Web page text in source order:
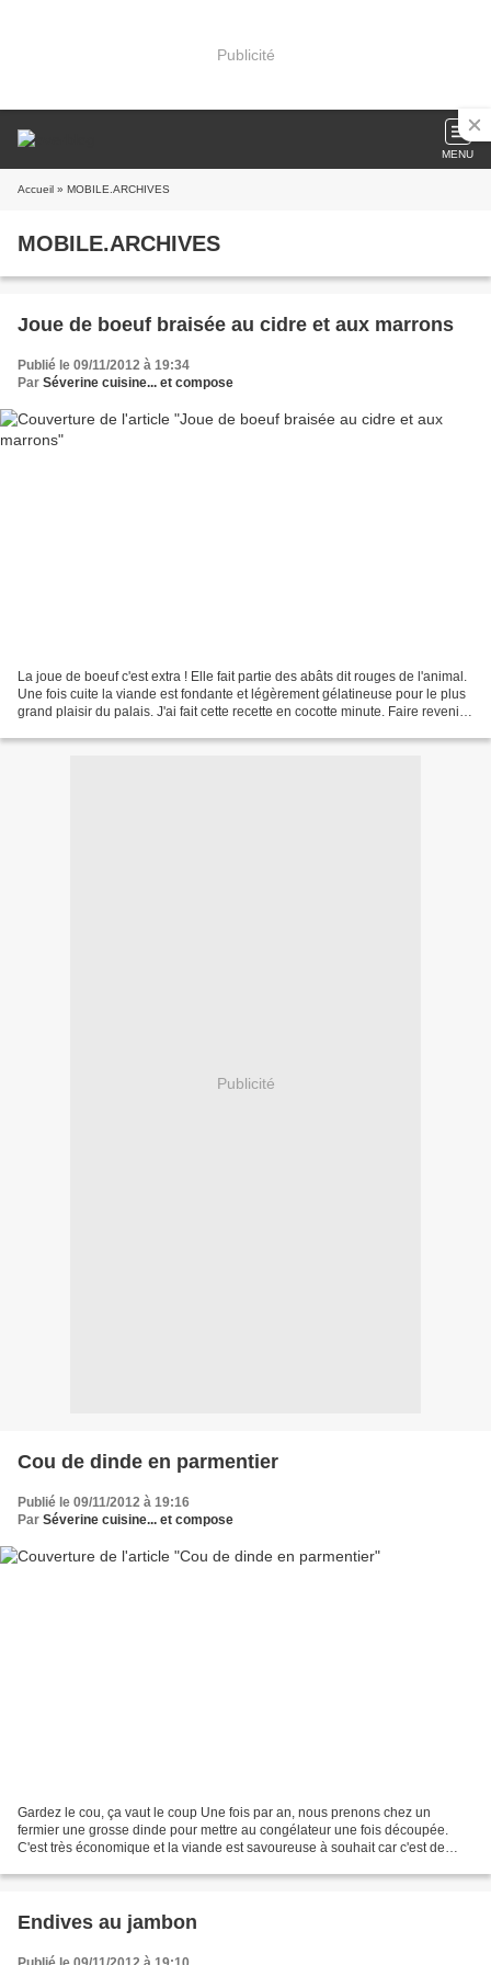
Publicité
MENU
Accueil » MOBILE.ARCHIVES
MOBILE.ARCHIVES
Joue de boeuf braisée au cidre et aux marrons
Publié le 09/11/2012 à 19:34
Par Séverine cuisine... et compose
La joue de boeuf c'est extra ! Elle fait partie des abâts dit rouges de l'animal.
Une fois cuite la viande est fondante et légèrement gélatineuse pour le plus
grand plaisir du palais. J'ai fait cette recette en cocotte minute. Faire revenir
Publicité
Cou de dinde en parmentier
Publié le 09/11/2012 à 19:16
Par Séverine cuisine... et compose
Gardez le cou, ça vaut le coup Une fois par an, nous prenons chez un
fermier une grosse dinde pour mettre au congélateur une fois découpée.
C'est très économique et la viande est savoureuse à souhait car c'est de
Endives au jambon